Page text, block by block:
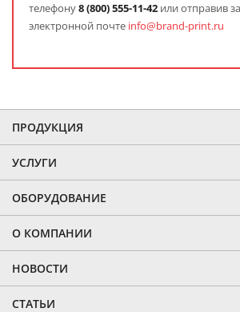
телефону8(800) 555-11-42 или отправив
электронной почте info@brand-print.ru
ПРОДУКЦИЯ
УСЛУГИ
ОБОРУДОВАНИЕ
О КОМПАНИИ
НОВОСТИ
СТАТЬИ